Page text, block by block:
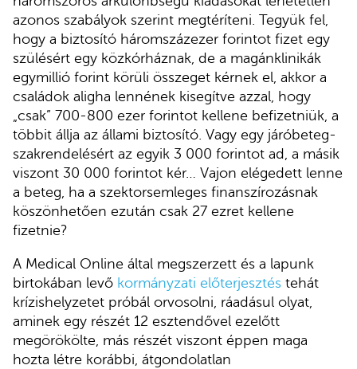
azonos szabályok szerint megtéríteni. Tegyük fel,
hogy a biztosító háromszázezer forintot fizet egy
szülésért egy közkórháznak, de a magánklinikák
egymillió forint körüli összeget kérnek el, akkor a
családok aligha lennének kisegítve azzal, hogy
„csak” 700-800 ezer forintot kellene befizetniük, a
többit állja az állami biztosító. Vagy egy járóbeteg-
szakrendelésért az egyik 3 000 forintot ad, a másik
viszont 30 000 forintot kér… Vajon elégedett lenne
a beteg, ha a szektorsemleges finanszírozásnak
köszönhetően ezután csak 27 ezret kellene
fizetnie?
A Medical Online által megszerzett és a lapunk
birtokában levő kormányzati előterjesztés tehát
krízishelyzetet próbál orvosolni, ráadásul olyat,
aminek egy részét 12 esztendővel ezelőtt
megörökölte, más részét viszont éppen maga
hozta létre korábbi, átgondolatlan